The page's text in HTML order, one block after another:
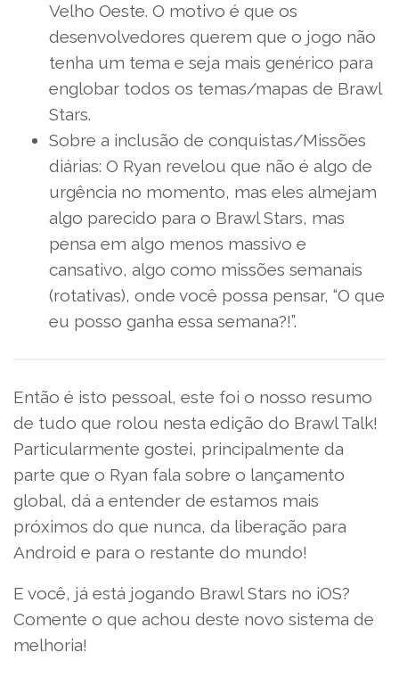
Velho Oeste. O motivo é que os
desenvolvedores querem que o jogo não
tenha um tema e seja mais genérico para
englobar todos os temas/mapas de Brawl
Stars.
Sobre a inclusão de conquistas/Missões
diárias: O Ryan revelou que não é algo de
urgência no momento, mas eles almejam
algo parecido para o Brawl Stars, mas
pensa em algo menos massivo e
cansativo, algo como missões semanais
(rotativas), onde você possa pensar, “O que
eu posso ganha essa semana?!”.
Então é isto pessoal, este foi o nosso resumo
de tudo que rolou nesta edição do Brawl Talk!
Particularmente gostei, principalmente da
parte que o Ryan fala sobre o lançamento
global, dá a entender de estamos mais
próximos do que nunca, da liberação para
Android e para o restante do mundo!
E você, já está jogando Brawl Stars no iOS?
Comente o que achou deste novo sistema de
melhoria!